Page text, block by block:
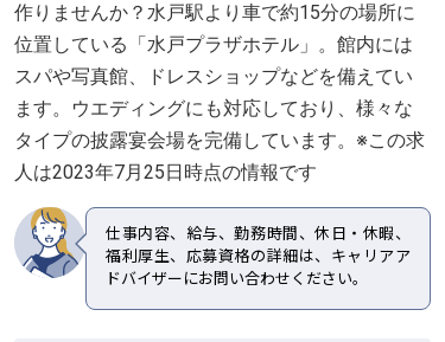
作りませんか？水戸駅より車で約15分の場所に
位置している「水戸プラザホテル」。館内には
スパや写真館、ドレスショップなどを備えてい
ます。ウエディングにも対応しており、様々な
タイプの披露宴会場を完備しています。※この求
人は2023年7月25日時点の情報です
仕事内容、給与、勤務時間、休日・休暇、
福利厚生、応募資格の詳細は、キャリアア
ドバイザーにお問い合わせください。